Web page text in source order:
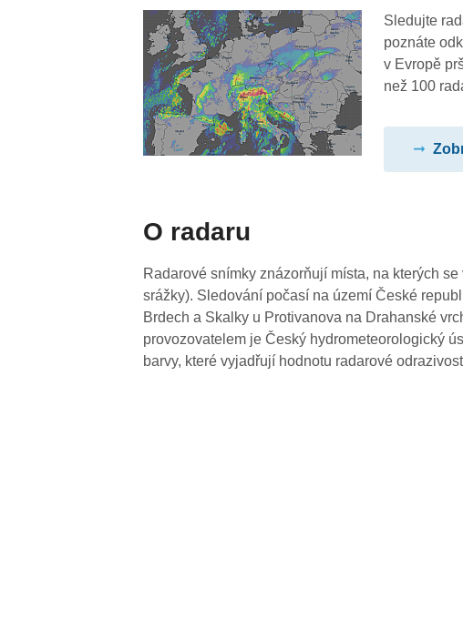
Sledujte
poznáte
v Evropě
než 100
O radaru
Radarové snímky znázorňují místa, na kterých
srážky). Sledování počasí na území České
Brdech a Skalky u Protivanova na Drahanské
provozovatelem je Český hydrometeorologický
barvy, které vyjadřují hodnotu radarové